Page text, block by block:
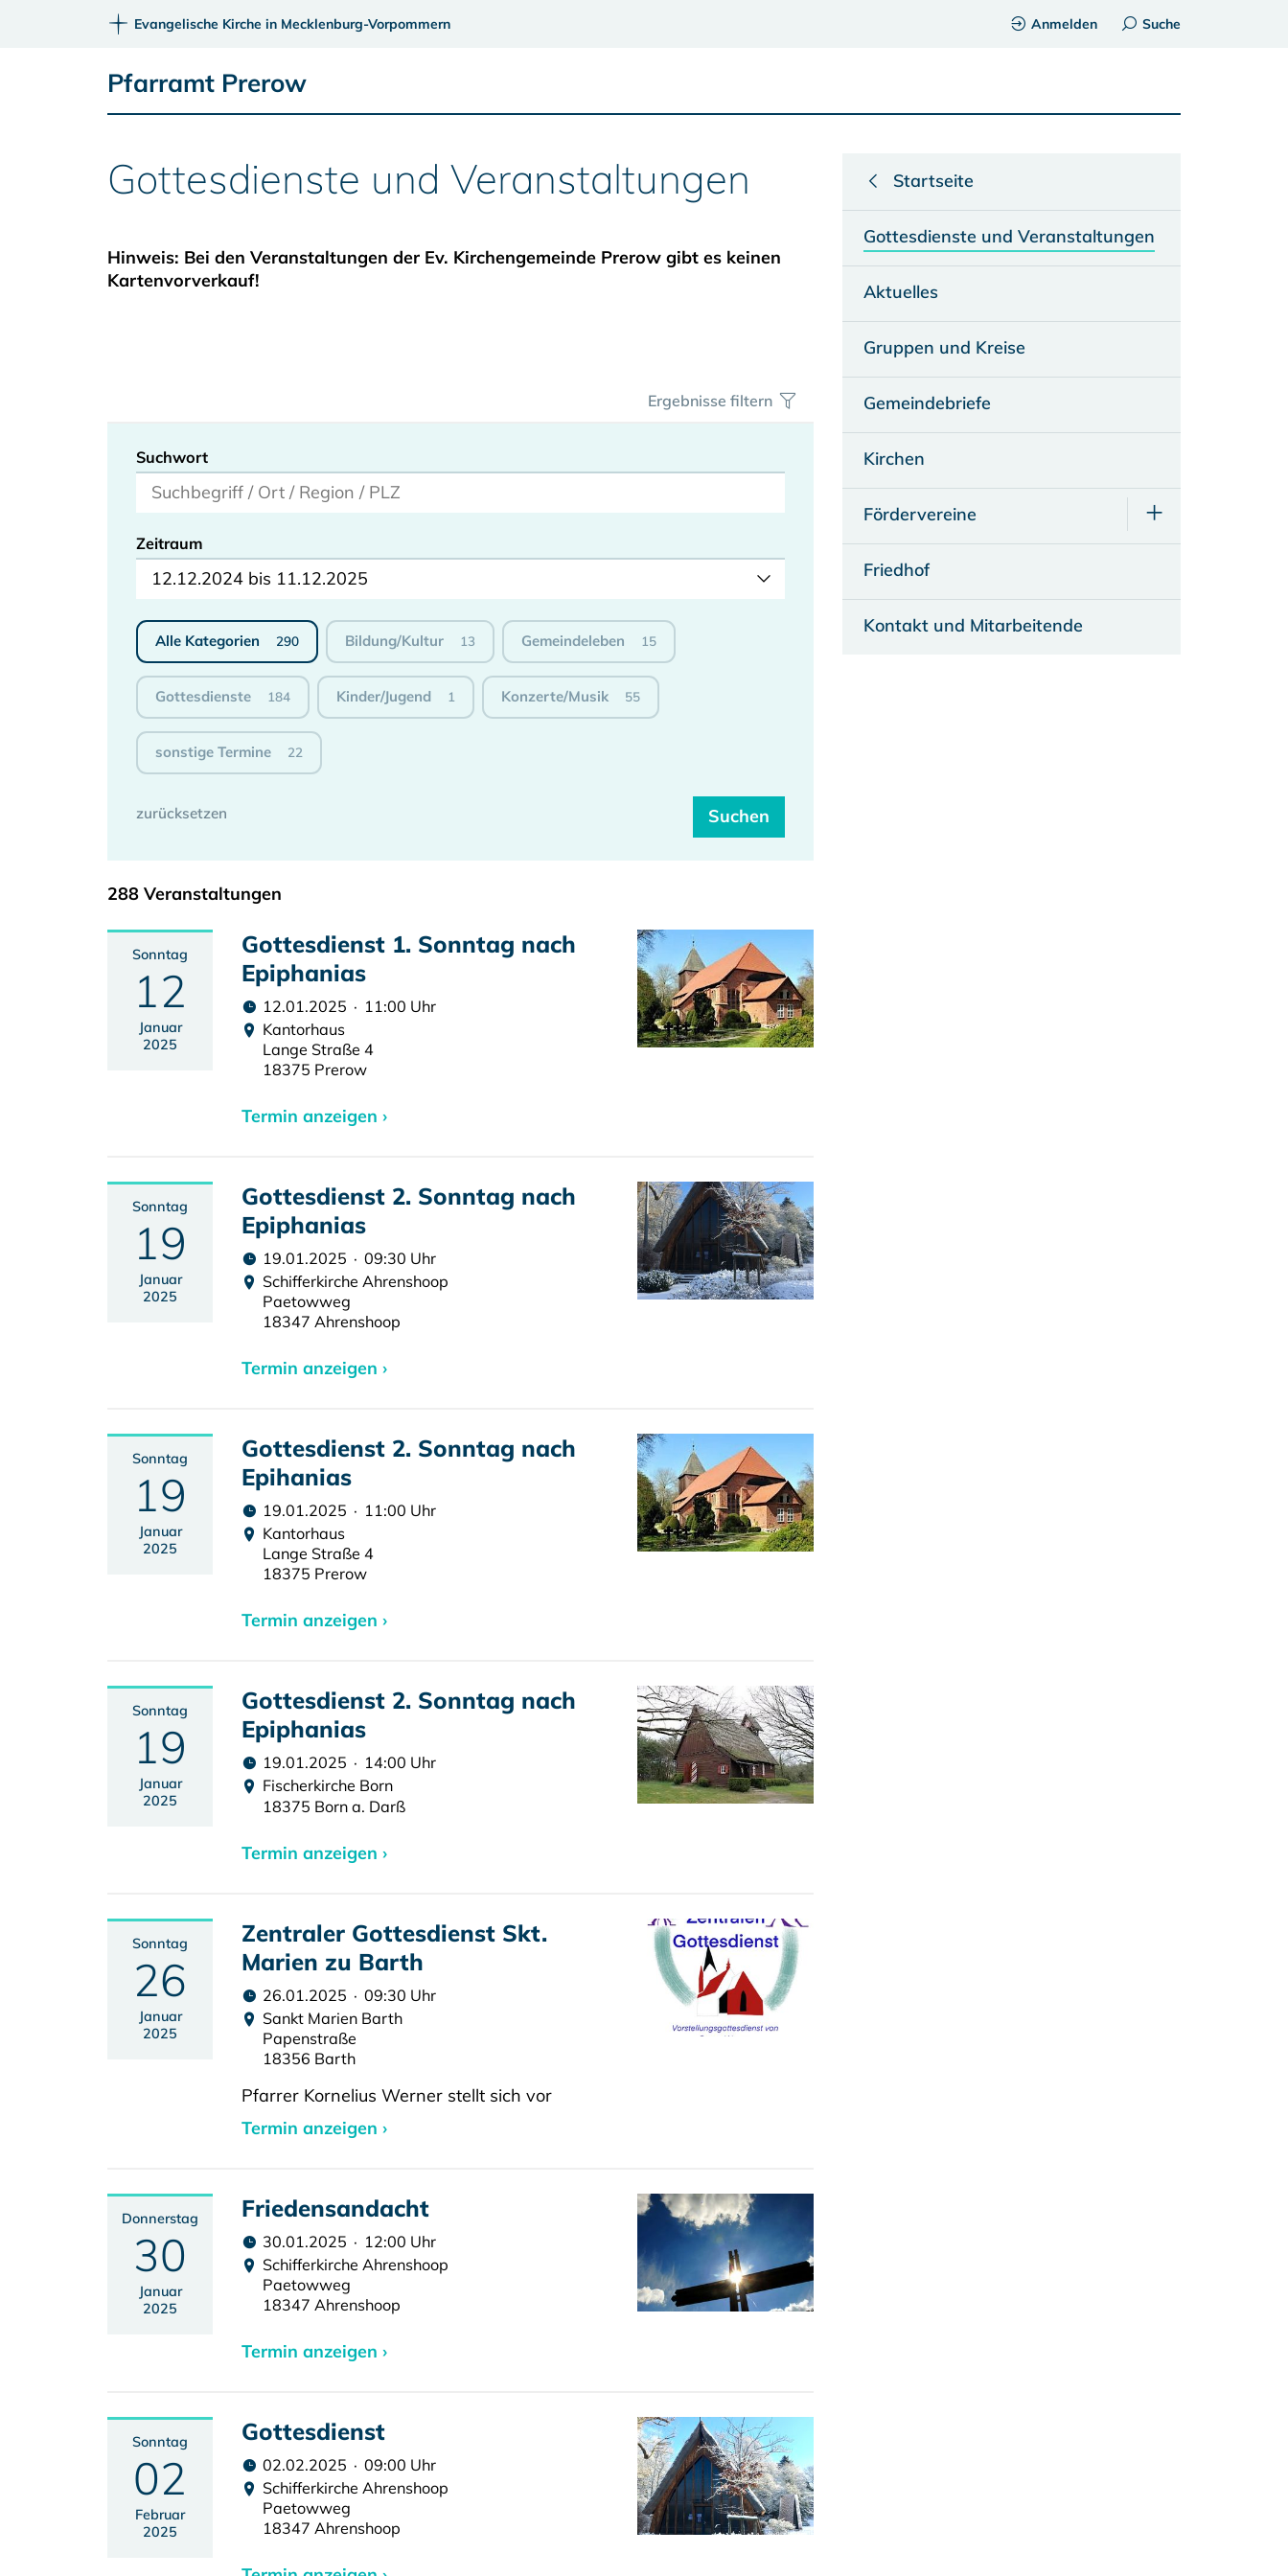
Evangelische Kirche in Mecklenburg-Vorpommern Anmelden Suche
Pfarramt Prerow
Gottesdienste und Veranstaltungen
Hinweis: Bei den Veranstaltungen der Ev. Kirchengemeinde Prerow gibt es keinen
Kartenvorverkauf!
Ergebnisse filtern
Suchwort
Zeitraum
12.12.2024 bis 11.12.2025
Alle Kategorien 290 Bildung/Kultur 13 Gemeindeleben 15
Gottesdienste 184 Kinder/Jugend 1 Konzerte/Musik 55
sonstige Termine 22
288 Veranstaltungen
Sonntag
12
Januar
2025
Gottesdienst 1. Sonntag nach
Epiphanias
12.01.2025 · 11:00 Uhr
Kantorhaus
Lange Straße 4
18375 Prerow
Termin anzeigen ›
Sonntag
19
Januar
2025
Gottesdienst 2. Sonntag nach
Epiphanias
19.01.2025 · 09:30 Uhr
Schifferkirche Ahrenshoop
Paetowweg
18347 Ahrenshoop
Termin anzeigen ›
Sonntag
19
Januar
2025
Gottesdienst 2. Sonntag nach
Epihanias
19.01.2025 · 11:00 Uhr
Kantorhaus
Lange Straße 4
18375 Prerow
Termin anzeigen ›
Sonntag
19
Januar
2025
Gottesdienst 2. Sonntag nach
Epiphanias
19.01.2025 · 14:00 Uhr
Fischerkirche Born
18375 Born a. Darß
Termin anzeigen ›
Sonntag
26
Januar
2025
Zentraler Gottesdienst Skt.
Marien zu Barth
26.01.2025 · 09:30 Uhr
Sankt Marien Barth
Papenstraße
18356 Barth
Pfarrer Kornelius Werner stellt sich vor
Termin anzeigen ›
Donnerstag
30
Januar
2025
Friedensandacht
30.01.2025 · 12:00 Uhr
Schifferkirche Ahrenshoop
Paetowweg
18347 Ahrenshoop
Termin anzeigen ›
Sonntag
02
Februar
2025
Gottesdienst
02.02.2025 · 09:00 Uhr
Schifferkirche Ahrenshoop
Paetowweg
18347 Ahrenshoop
Startseite
Gottesdienste und Veranstaltungen
Aktuelles
Gruppen und Kreise
Gemeindebriefe
Kirchen
Fördervereine
Friedhof
Kontakt und Mitarbeitende